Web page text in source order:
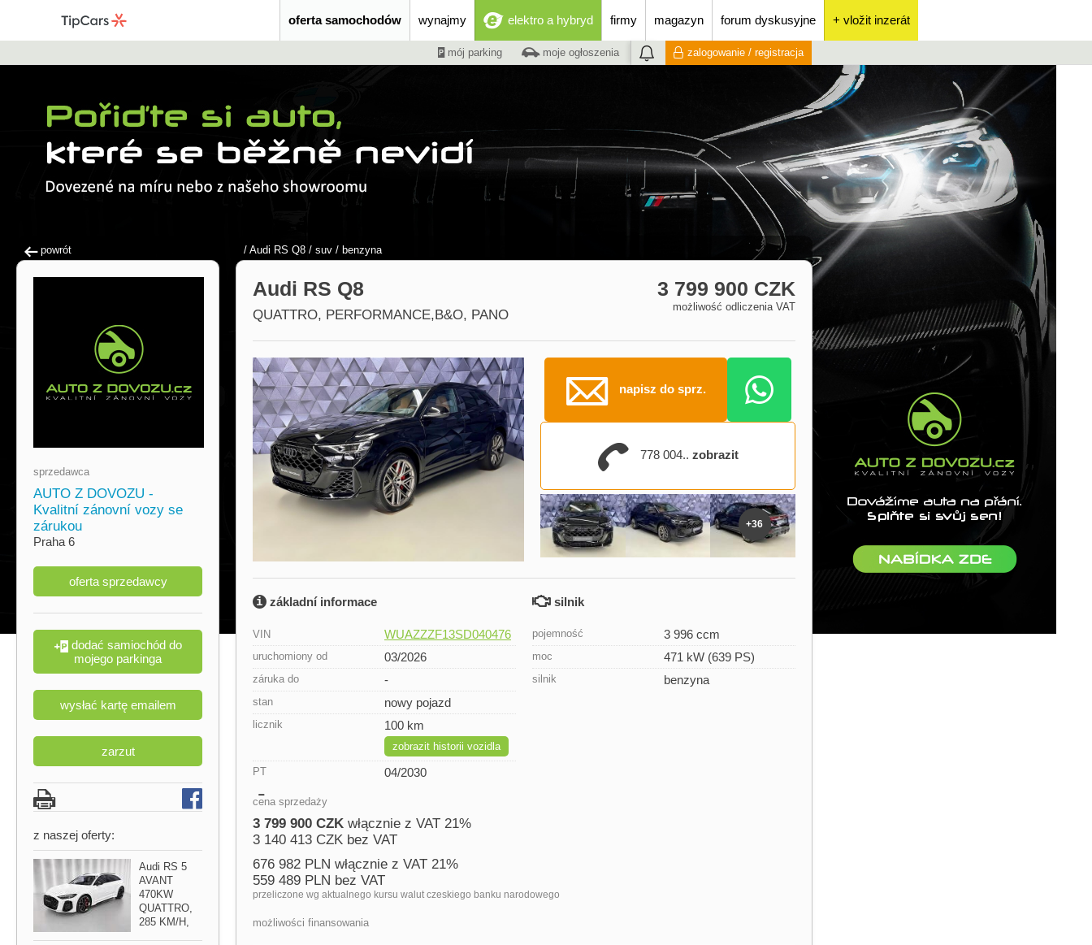
oferta samochodów wynajmy elektro a hybryd firmy magazyn forum dyskusyjne + vložit inzerát
mój parking moje ogłoszenia zalogowanie / registracja
powrót / Audi RS Q8 / suv / benzyna
Audi RS Q8
QUATTRO, PERFORMANCE,B&O, PANO
3 799 900 CZK
możliwość odliczenia VAT
napisz do sprz.
778 004.. zobrazit
+36
základní informace
VIN WUAZZZF13SD040476
uruchomiony od 03/2026
záruka do -
stan nowy pojazd
licznik 100 km
zobrazit historii vozidla
PT 04/2030
silnik
pojemność 3 996 ccm
moc 471 kW (639 PS)
silnik benzyna
cena sprzedaży
3 799 900 CZK włącznie z VAT 21%
3 140 413 CZK bez VAT
676 982 PLN włącznie z VAT 21%
559 489 PLN bez VAT
przeliczone wg aktualnego kursu walut czeskiego banku narodowego
możliwości finansowania
sprzedawca
AUTO Z DOVOZU -
Kvalitní zánovní vozy se
zárukou
Praha 6
oferta sprzedawcy
dodać samiochód do
mojego parkinga
wysłać kartę emailem
zarzut
z naszej oferty:
Audi RS 5
AVANT
470KW
QUATTRO,​
285 KM/H,​